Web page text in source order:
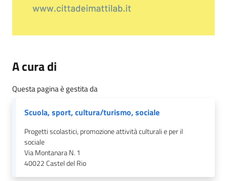
A cura di
Questa pagina è gestita da
Scuola, sport, cultura/turismo, sociale
Progetti scolastici, promozione attività culturali e per il
sociale
Via Montanara N. 1
40022Castel del Rio